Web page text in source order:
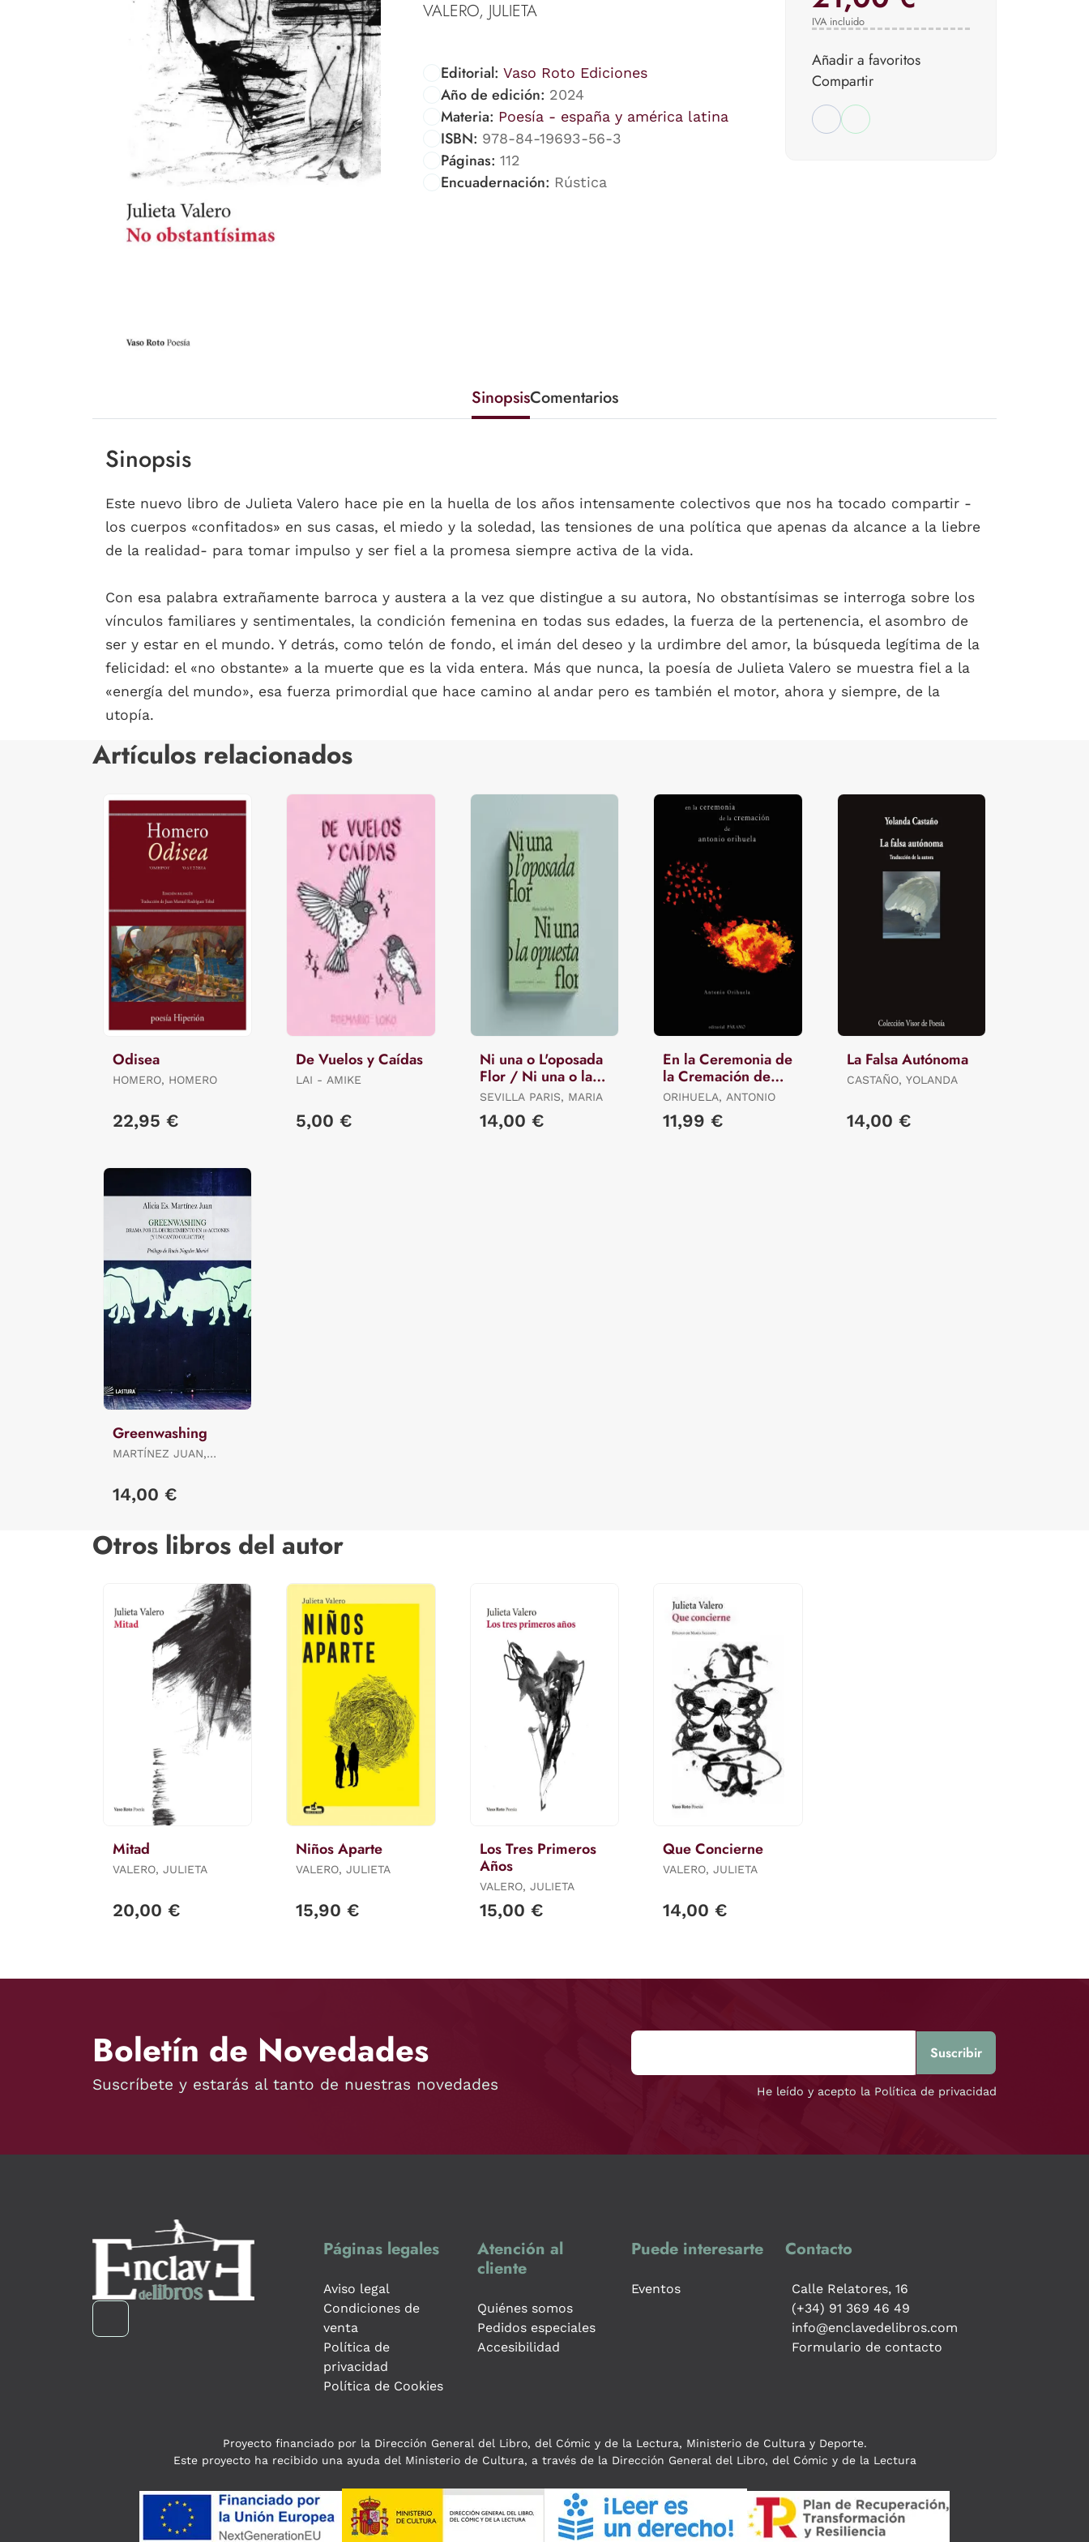
VALERO, JULIETA
Editorial: Vaso Roto Ediciones
Año de edición: 2024
Materia: Poesía - españa y américa latina
ISBN: 978-84-19693-56-3
Páginas: 112
Encuadernación: Rústica
IVA incluido
Añadir a favoritos
Compartir
SinopsisComentarios
Sinopsis
Este nuevo libro de Julieta Valero hace pie en la huella de los años intensamente colectivos que nos ha tocado compartir -
los cuerpos «confitados» en sus casas, el miedo y la soledad, las tensiones de una política que apenas da alcance a la liebre
de la realidad- para tomar impulso y ser fiel a la promesa siempre activa de la vida.
Con esa palabra extrañamente barroca y austera a la vez que distingue a su autora, No obstantísimas se interroga sobre los
vínculos familiares y sentimentales, la condición femenina en todas sus edades, la fuerza de la pertenencia, el asombro de
ser y estar en el mundo. Y detrás, como telón de fondo, el imán del deseo y la urdimbre del amor, la búsqueda legítima de la
felicidad: el «no obstante» a la muerte que es la vida entera. Más que nunca, la poesía de Julieta Valero se muestra fiel a la
«energía del mundo», esa fuerza primordial que hace camino al andar pero es también el motor, ahora y siempre, de la
utopía.
Artículos relacionados
Odisea
HOMERO, HOMERO
22,95 €
De Vuelos y Caídas
LAI - AMIKE
5,00 €
Ni una o L'oposada
Flor / Ni una o la
Opuesta Flor.
SEVILLA PARIS, MARIA
14,00 €
En la Ceremonia de
la Cremación de
Antonio Orihuela
ORIHUELA, ANTONIO
11,99 €
La Falsa Autónoma
CASTAÑO, YOLANDA
14,00 €
Greenwashing
MARTÍNEZ JUAN,
14,00 €
Otros libros del autor
Mitad
VALERO, JULIETA
20,00 €
Niños Aparte
VALERO, JULIETA
15,90 €
Los Tres Primeros
Años
VALERO, JULIETA
15,00 €
Que Concierne
VALERO, JULIETA
14,00 €
Boletín de Novedades
Suscríbete y estarás al tanto de nuestras novedades He leído y acepto la Política de privacidad
Páginas legales
Aviso legal
Condiciones de
venta
Política de
privacidad
Política de Cookies
Atención al
cliente
Quiénes somos
Pedidos especiales
Accesibilidad
Puede interesarte
Eventos
Contacto
Calle Relatores, 16
(+34) 91 369 46 49
info@enclavedelibros.com
Formulario de contacto
Proyecto financiado por la Dirección General del Libro, del Cómic y de la Lectura, Ministerio de Cultura y Deporte.
Este proyecto ha recibido una ayuda del Ministerio de Cultura, a través de la Dirección General del Libro, del Cómic y de la Lectura